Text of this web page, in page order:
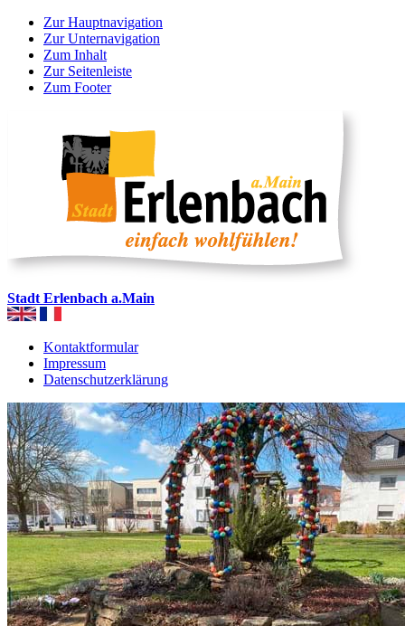
Zur Hauptnavigation
Zur Unternavigation
Zum Inhalt
Zur Seitenleiste
Zum Footer
Stadt Erlenbach a.Main
Kontaktformular
Impressum
Datenschutzerklärung